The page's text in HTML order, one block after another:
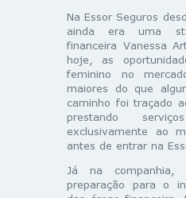
Na Essor Seguros
ainda era uma
financeira Vanessa
hoje, as
feminino no
maiores do que
caminho foi traçado
prestando
exclusivamente ao
antes de entrar na
Já na companhia,
preparação para o